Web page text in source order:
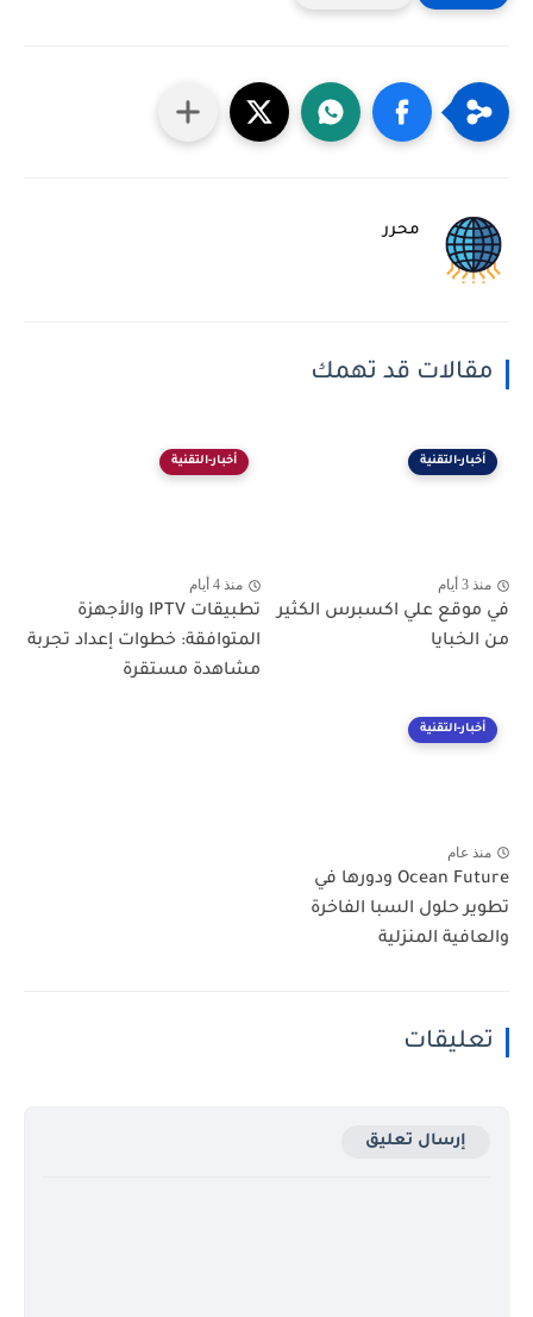
محرر
مقالات قد تهمك
أخبار-التقنية
منذ 3 أيام
في موقع علي اكسبرس الكثير
من الخبايا
أخبار-التقنية
منذ 4 أيام
تطبيقات IPTV والأجهزة
المتوافقة: خطوات إعداد تجربة
مشاهدة مستقرة
أخبار-التقنية
منذ عام
Ocean Future ودورها في
تطوير حلول السبا الفاخرة
والعافية المنزلية
تعليقات
إرسال تعليق